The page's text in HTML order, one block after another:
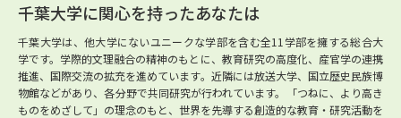
千葉大学に関心を持ったあなたは
千葉大学は、他大学にないユニークな学部を含む全11学部を擁する総合大
学です。学際的文理融合の精神のもとに、教育研究の高度化、産官学の連携
推進、国際交流の拡充を進めています。近隣には放送大学、国立歴史民族博
物館などがあり、各分野で共同研究が行われています。「つねに、より高き
ものをめざして」の理念のもと、世界を先導する創造的な教育・研究活動を